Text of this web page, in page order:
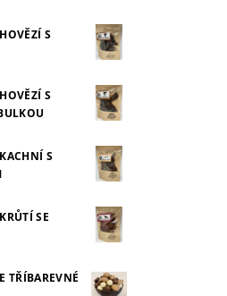
S
S
S
SE
TŘÍBAREVNÉ